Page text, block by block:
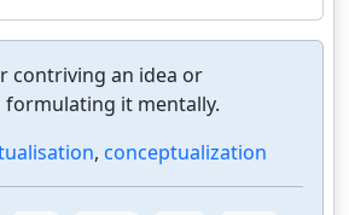
contriving an idea or
formulating it mentally.
, conceptualization